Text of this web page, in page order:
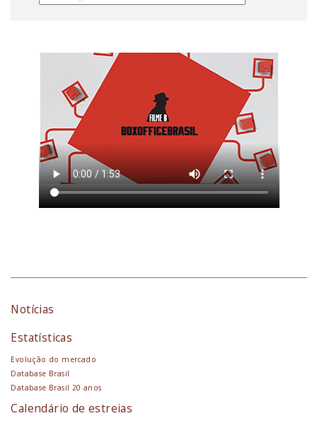
Notícias
Estatísticas
Evolução do mercado
Database Brasil
Database Brasil 20 anos
Calendário de estreias